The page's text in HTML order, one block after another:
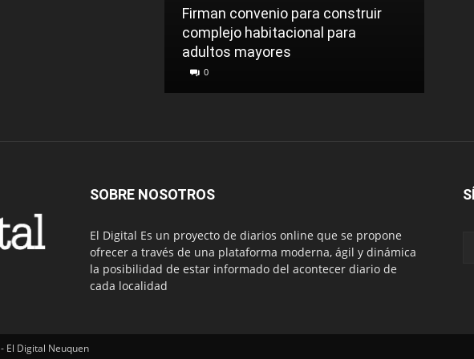
Firman convenio para construir
complejo habitacional para
adultos mayores
0
SOBRE NOSOTROS
El Digital Es un proyecto de diarios online que se propone
ofrecer a través de una plataforma moderna, ágil y dinámica
la posibilidad de estar informado del acontecer diario de
cada localidad
- El Digital Neuquen